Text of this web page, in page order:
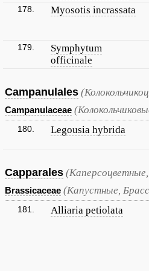
178. Myosotis incrassata
179.
Symphytum
officinale
Campanulales
Campanulaceae
180. Legousia hybrida
Capparales
Brassicaceae (Капустные,
181. Alliaria petiolata